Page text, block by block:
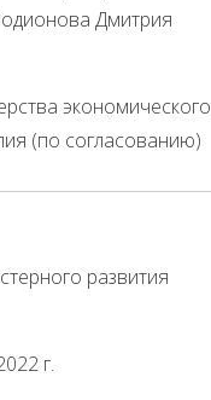
Дмитрия
экономического
(по согласованию)
развития
г.